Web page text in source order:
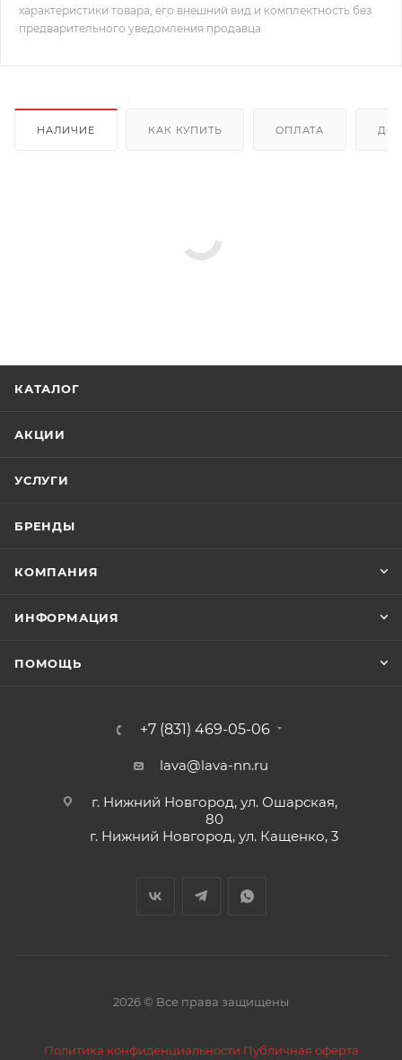
характеристики товара, его внешний вид и комплектность без
предварительного уведомления продавца
НАЛИЧИЕ КАК КУПИТЬ ОПЛАТА
КАТАЛОГ
АКЦИИ
УСЛУГИ
БРЕНДЫ
КОМПАНИЯ
ИНФОРМАЦИЯ
ПОМОЩЬ
+7 (831) 469-05-06
lava@lava-nn.ru
г. Нижний Новгород, ул. Ошарская,
80
г. Нижний Новгород, ул. Кащенко, 3
2026 © Все права защищены
Политика конфиденциальности Публичная оферта